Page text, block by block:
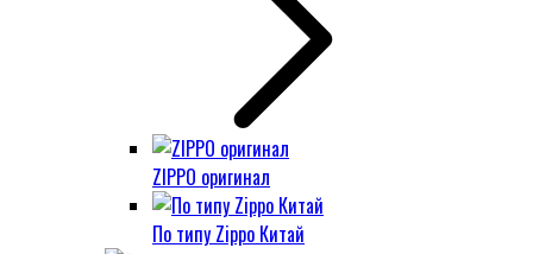
ZIPPO оригинал
По типу Zippo Китай